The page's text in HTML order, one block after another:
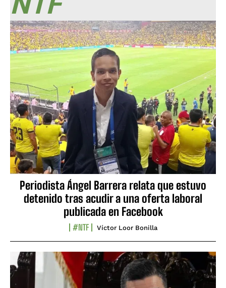
Periodista Ángel Barrera relata que estuvo
detenido tras acudir a una oferta laboral
publicada en Facebook
#NTF Víctor Loor Bonilla